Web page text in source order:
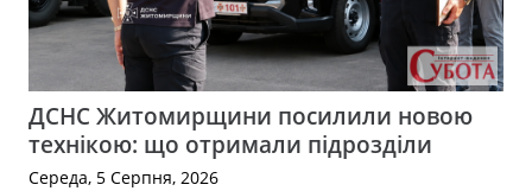
ДСНС Житомирщини посилили новою
технікою: що отримали підрозділи
Середа, 5 Серпня, 2026